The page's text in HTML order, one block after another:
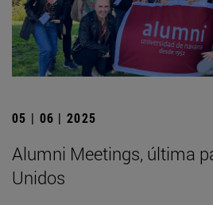
05 | 06 | 2025
Alumni Meetings, última
Unidos